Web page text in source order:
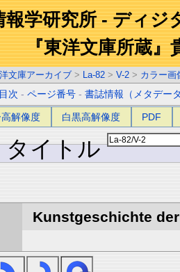
報学研究所 - ディジ
『東洋文庫所蔵』
文庫アーカイブ > La-82 > V-2 > カラー画
目次 -ページ番号 -書誌情報（メタデー
解像度 白黒高解像度 PDF
タイトル
Kunstgeschichte